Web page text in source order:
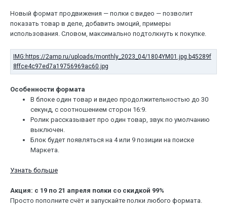
Новый формат продвижения — полки с видео — позволит
показать товар в деле, добавить эмоций, примеры
использования. Словом, максимально подтолкнуть к покупке.
Особенности формата
В блоке один товар и видео продолжительностью до 30
секунд, с соотношением сторон 16:9.
Ролик рассказывает про один товар, звук по умолчанию
выключен.
Блок будет появляться на 4 или 9 позиции на поиске
Маркета.
Узнать больше
Акция: с 19 по 21 апреля полки со скидкой 99%
Просто пополните счёт и запускайте полки любого формата.